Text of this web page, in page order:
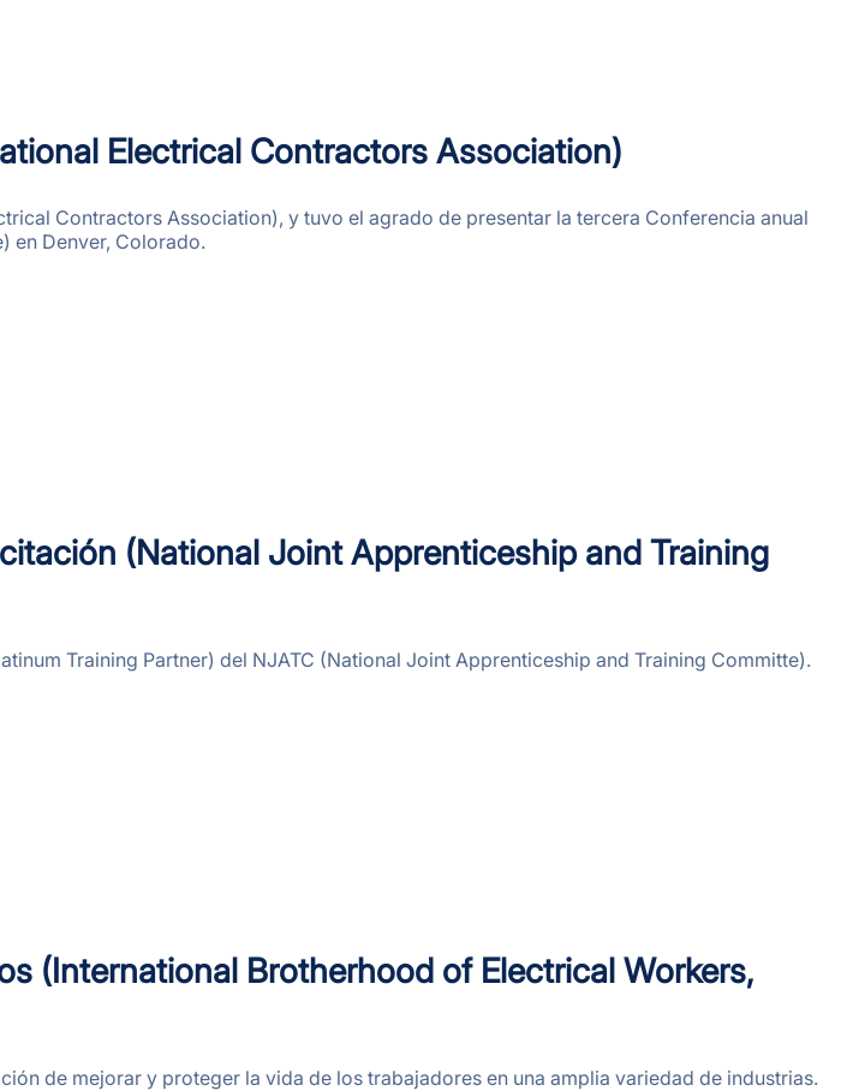
Electrical Contractors Association)
Contractors Association), y tuvo el agrado de presentar la tercera Conferencia anual
en Denver, Colorado.
(National Joint Apprenticeship and Training
Training Partner) del NJATC (National Joint Apprenticeship and Training Committe).
(International Brotherhood of Electrical Workers,
de mejorar y proteger la vida de los trabajadores en una amplia variedad de industrias.